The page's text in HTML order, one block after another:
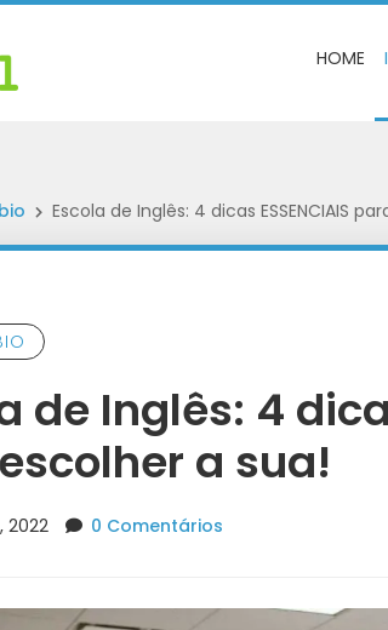
HOME
Escola de Inglês: 4 dicas ESSENCIAIS
de Inglês: 4
a sua!
2022 0 Comentários